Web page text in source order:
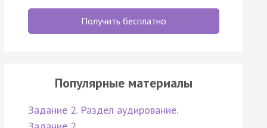
Получить бесплатно
Популярные материалы
Задание 2. Раздел аудирование.